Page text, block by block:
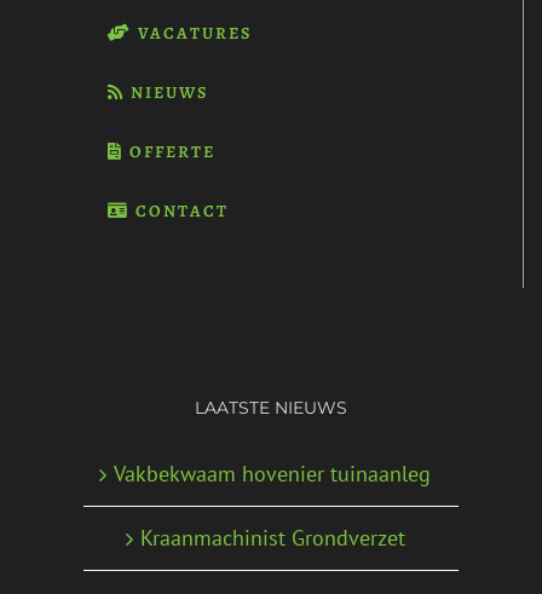
VACATURES
NIEUWS
OFFERTE
CONTACT
LAATSTE NIEUWS
Vakbekwaam hovenier tuinaanleg
Kraanmachinist Grondverzet